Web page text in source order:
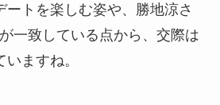
ートを楽しむ姿や、勝地涼さ
一致している点から、交際は
ますね。